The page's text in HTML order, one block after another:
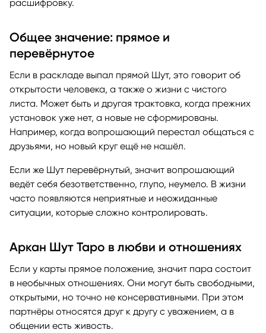
расшифровку.
Общее значение: прямое и
перевёрнутое
Если в раскладе выпал прямой Шут, это говорит об
открытости человека, а также о жизни с чистого
листа. Может быть и другая трактовка, когда прежних
установок уже нет, а новые не сформированы.
Например, когда вопрошающий перестал общаться с
друзьями, но новый круг ещё не нашёл.
Если же Шут перевёрнутый, значит вопрошающий
ведёт себя безответственно, глупо, неумело. В жизни
часто появляются неприятные и неожиданные
ситуации, которые сложно контролировать.
Аркан Шут Таро в любви и отношениях
Если у карты прямое положение, значит пара состоит
в необычных отношениях. Они могут быть свободными,
открытыми, но точно не консервативными. При этом
партнёры относятся друг к другу с уважением, а в
общении есть живость.